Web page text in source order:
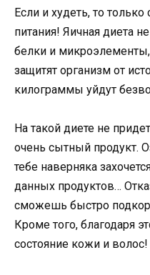
Если и худеть, то
питания! Яичная диета
белки и
защитят организм от
килограммы уйдут
На такой диете не
очень сытный продукт.
тебе наверняка
данных продуктов…
сможешь быстро
Кроме того, благодаря
состояние кожи и волос!